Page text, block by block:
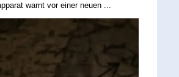
warnt vor einer neuen ...